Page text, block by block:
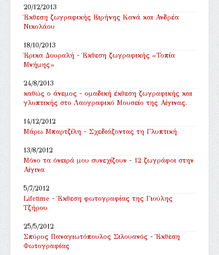
20/12/2013
Έκθεση ζωγραφικής Ειρήνης Κανά και Ανδρέα
Νικολάου
18/10/2013
Έρικα Δουραλή - Έκθεση ζωγραφικής «Τοπία
Μνήμης»
24/8/2013
καθώς ο άνεμος - ομαδική έκθεση ζωγραφικής και
γλυπτικής στο Λαογραφικό Mουσείο της Αίγινας.
14/12/2012
Μάρω Μπαρτζίλη - Σχεδιάζοντας τη Γλυπτική
13/8/2012
Μόνο τα όνειρά μου συνεχίζουν - 12 ζωγράφοι στην
Αίγινα
5/7/2012
Lifetime - Έκθεση φωτογραφίας της Γιούλης
Τζήρου
25/5/2012
Σπύρος Παναγιωτόπουλος Σιλουανός - Έκθεση
Φωτογραφίας